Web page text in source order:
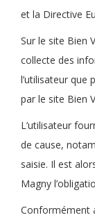
et la Directive
Sur le site Bien
collecte des
l’utilisateur que
par le site Bien
L’utilisateur
de cause,
saisie. Il est
Magny
Conformément